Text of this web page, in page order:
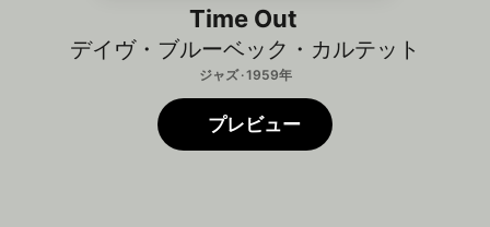
Time Out
デイヴ・ブルーベック・カルテット
ジャズ · 1959年
プレビュー